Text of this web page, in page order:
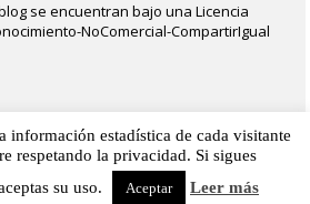
se encuentran bajo una Licencia
NoComercial-CompartirIgual
|Inicio | Contacto | Mapa web|Aviso legal
Privacidad Cookies
información estadística de cada visitante
respetando la privacidad. Si sigues
su uso.
Aceptar Leer más